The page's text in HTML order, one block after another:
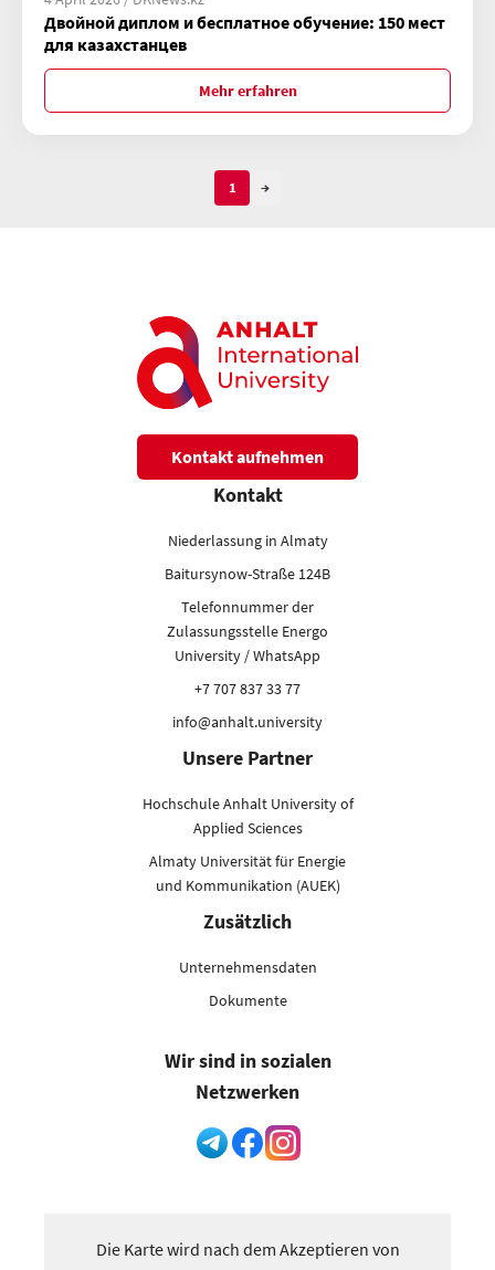
Двойной диплом и бесплатное обучение: 150 мест
для казахстанцев
Mehr erfahren
1 →
Kontakt aufnehmen
Kontakt
Niederlassung in Almaty
Baitursynow-Straße 124B
Telefonnummer der
Zulassungsstelle Energo
University / WhatsApp
+7 707 837 33 77
info@anhalt.university
Unsere Partner
Hochschule Anhalt University of
Applied Sciences
Almaty Universität für Energie
und Kommunikation (AUEK)
Zusätzlich
Unternehmensdaten
Dokumente
Wir sind in sozialen
Netzwerken
Die Karte wird nach dem Akzeptieren von